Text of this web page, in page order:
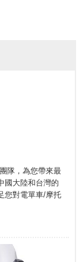
隊，為您帶來最
國大陸和台灣的
您對電單車/摩托